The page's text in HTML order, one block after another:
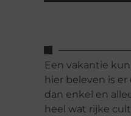
Een vakantie
hier beleven is
dan enkel en
heel wat rijke